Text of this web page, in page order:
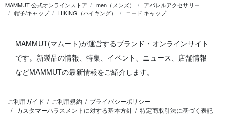
MAMMUT 公式オンラインストア men（メンズ）
アパレルアクセサリー
帽子/キャップ
HIKING（ハイキング） コード キャップ
MAMMUT(マムート)が運営するブランド・オンラインサイト
です。 新製品の情報、特集、イベント、ニュース、店舗情報
などMAMMUTの最新情報をご紹介します。
ご利用ガイド ご利用規約
プライバシーポリシー
カスタマーハラスメントに対する基本方針
特定商取引法に基づく表記